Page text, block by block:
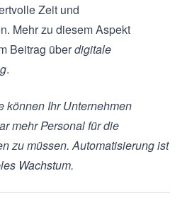
Zeit und
Mehr zu diesem Aspekt
Beitrag überdigitale
.
können Ihr Unternehmen
mehr Personal für die
zu müssen. Automatisierung ist
Wachstum.